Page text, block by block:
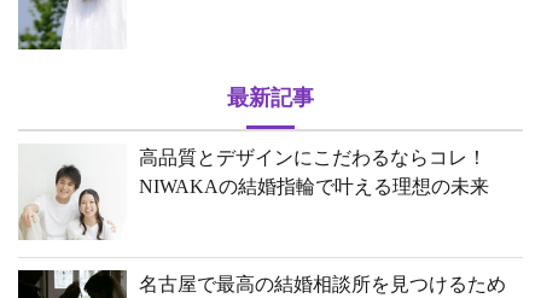
最新記事
高品質とデザインにこだわるならコレ！
NIWAKAの結婚指輪で叶える理想の未来
名古屋で最高の結婚相談所を見つけるため